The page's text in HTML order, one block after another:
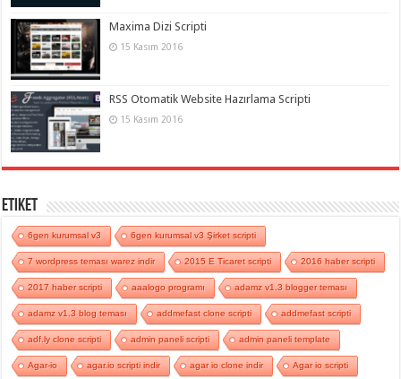
Maxima Dizi Scripti
15 Kasım 2016
RSS Otomatik Website Hazırlama Scripti
15 Kasım 2016
Etiket
6gen kurumsal v3 6gen kurumsal v3 Şirket scripti
7 wordpress teması warez indir 2015 E Ticaret scripti 2016 haber scripti
2017 haber scripti aaalogo programı adamz v1.3 blogger teması
adamz v1.3 blog teması addmefast clone scripti addmefast scripti
adf.ly clone scripti admin paneli scripti admin paneli template
Agar-io agar.io scripti indir agar io clone indir Agar io scripti